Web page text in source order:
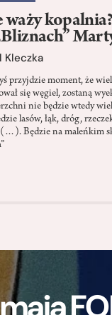
waży
Kleczka
przyjdzie moment, że
się węgiel, zostaną
nie będzie wtedy
lasów, łąk, dróg,
(…). Będzie na maleńkim